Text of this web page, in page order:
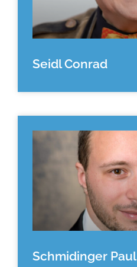
Seidl Conrad
Schmidinger Paul